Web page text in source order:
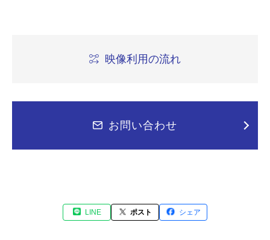
映像利用の流れ
お問い合わせ
LINE ポスト シェア